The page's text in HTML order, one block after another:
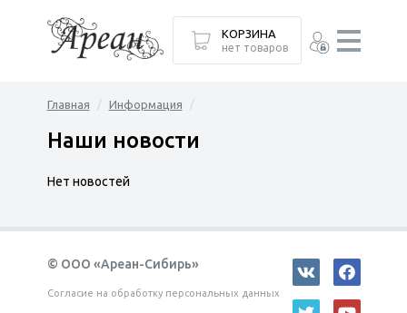
Главная Информация
Наши новости
Нет новостей
КОРЗИНА
нет товаров
© ООО «Ареан-Сибирь»
Согласие на обработку персональных данных